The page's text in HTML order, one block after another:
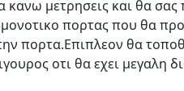
μετρησεις και θα σας
πορτας που θα
πορτα.Επιπλεον θα
οτι θα εχει